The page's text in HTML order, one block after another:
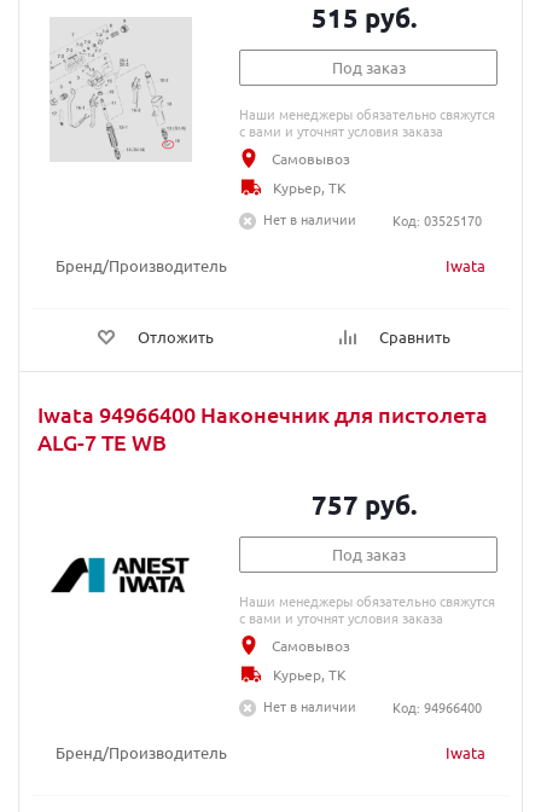
Бренд/Производитель Iwata
Отложить Сравнить
515 руб.
Под заказ
Наши менеджеры обязательно свяжутся
с вами и уточнят условия заказа
Самовывоз
Курьер, ТК
Нет в наличии
Код: 03525170
Iwata 94966400 Наконечник для пистолета
ALG-7 TE WB
Бренд/Производитель Iwata
757 руб.
Под заказ
Наши менеджеры обязательно свяжутся
с вами и уточнят условия заказа
Самовывоз
Курьер, ТК
Нет в наличии
Код: 94966400